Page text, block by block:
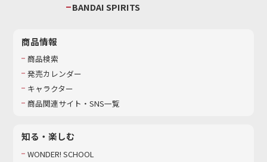
BANDAI SPIRITS
商品情報
商品検索
発売カレンダー
キャラクター
商品関連サイト・SNS一覧
知る・楽しむ
WONDER! SCHOOL